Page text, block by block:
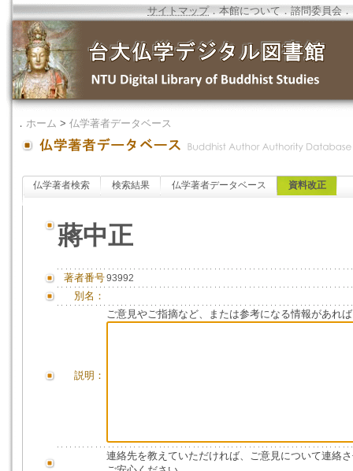
サイトマップ．本館について ．諮問委員会 ．
． ホーム > 仏学著者データベース
仏学著者検索 検索結果 仏学著者データベース 資料改正
蔣中正
著者番号93992
別名：
説明：
ご意見やご指摘など、または参考になる情報があれ
連絡先を教えていただければ、ご意見について連絡